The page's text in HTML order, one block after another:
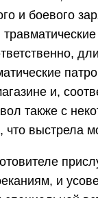
и боевого
и,
также с
что выстрела
и